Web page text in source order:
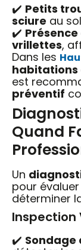
✔️ Petits
sciure au
✔️
vrillettes,
Dans les
habitations
est
préventif
Quand
Un
pour
déterminer
Inspection
✔️ Sondage